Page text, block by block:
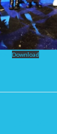
Download